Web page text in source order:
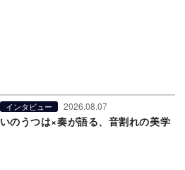
インタビュー 2026.08.07
いのうつは×奏が語る、音割れの美学